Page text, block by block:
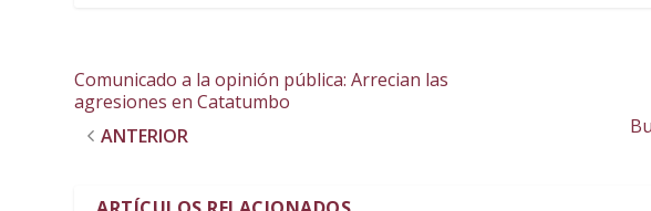
Comunicado a la opinión pública: Arrecian las
agresiones en Catatumbo
ANTERIOR